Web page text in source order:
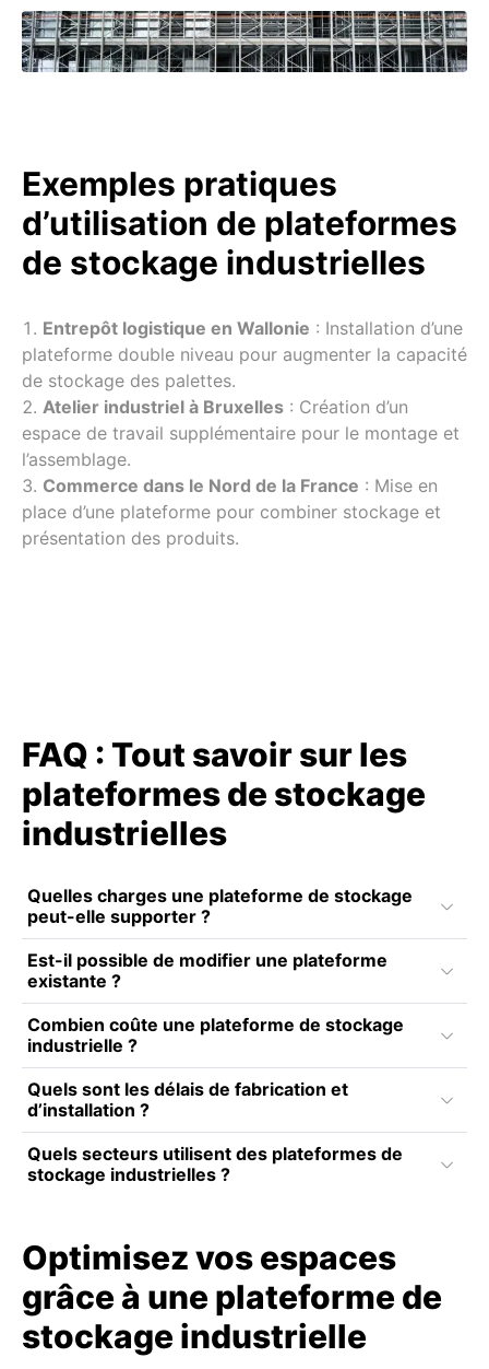
Exemples pratiques
d’utilisation de plateformes
de stockage industrielles
Entrepôt logistique en Wallonie : Installation d’une
plateforme double niveau pour augmenter la capacité
de stockage des palettes.
Atelier industriel à Bruxelles : Création d’un
espace de travail supplémentaire pour le montage et
l’assemblage.
Commerce dans le Nord de la France : Mise en
place d’une plateforme pour combiner stockage et
présentation des produits.
FAQ : Tout savoir sur les
plateformes de stockage
industrielles
Quelles charges une plateforme de stockage
peut-elle supporter ?
Est-il possible de modifier une plateforme
existante ?
Combien coûte une plateforme de stockage
industrielle ?
Quels sont les délais de fabrication et
d’installation ?
Quels secteurs utilisent des plateformes de
stockage industrielles ?
Optimisez vos espaces
grâce à une plateforme de
stockage industrielle